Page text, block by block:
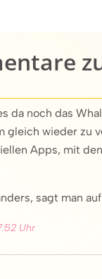
da noch das
gleich wieder zu
Apps, mit
sagt man
Uhr